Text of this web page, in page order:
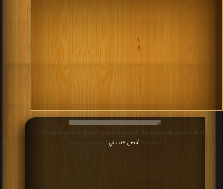
كاملة دراسة شاملة كما تدرسها الأنثروبولوجيا.
| مكتبة >أفضل كتب في | التحميل : مرة/مرات